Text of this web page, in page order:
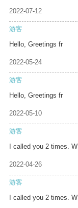
2022-07-12
游客
Hello, Greetings fr
2022-05-24
游客
Hello, Greetings fr
2022-05-10
游客
I called you 2 times. W
2022-04-26
游客
I called you 2 times. W